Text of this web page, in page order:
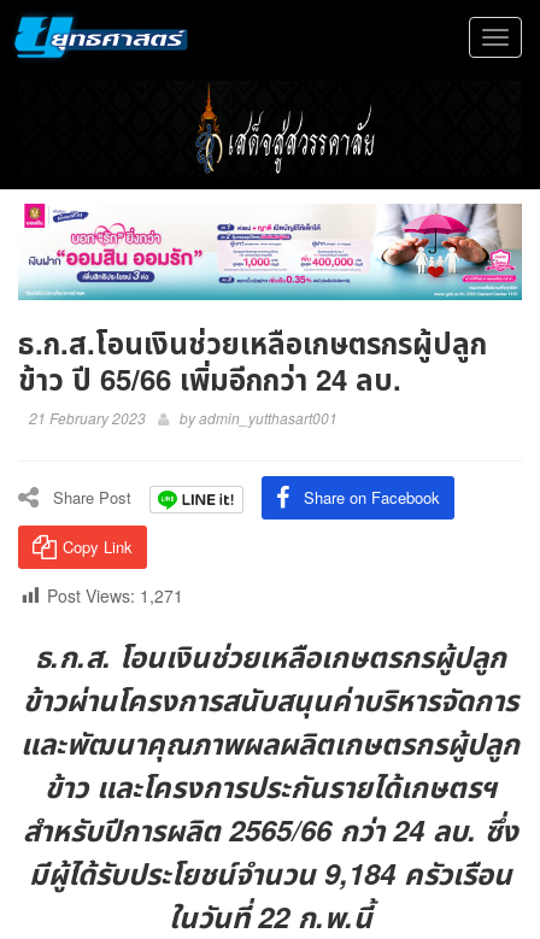
Toggle
ธ.ก.ส.โอนเงินช่วยเหลือเกษตรกรผู้ปลูก
ข้าว ปี 65/66 เพิ่มอีกกว่า 24 ลบ.
21 February 2023 byadmin_yutthasart001
Share Post Share on Facebook
Copy Link
Post Views: 1,271
ธ.ก.ส. โอนเงินช่วยเหลือเกษตรกรผู้ปลูก
ข้าวผ่านโครงการสนับสนุนค่าบริหารจัดการ
และพัฒนาคุณภาพผลผลิตเกษตรกรผู้ปลูก
ข้าว และโครงการประกันรายได้เกษตรฯ
สำหรับปีการผลิต 2565/66 กว่า 24 ลบ. ซึ่ง
มีผู้ได้รับประโยชน์จำนวน 9,184 ครัวเรือน
ในวันที่ 22 ก.พ.นี้